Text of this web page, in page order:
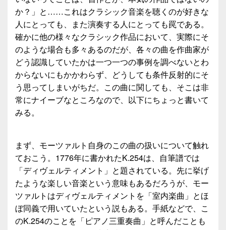
か？」と……これはクラシック音楽を聴くのが好きな
人にとっても、また演奏する人にとっても罠である。
確かに他の様々なクラシック作品において、実際にそ
のような場合も多々あるのだが、各々の曲を作曲家が
どう認識していたかは一つ一つの事例を調べないとわ
からないにもかかわらず、どうしても条件反射的にそ
う思ってしまいがちだ。この曲に関しても、そこは非
常にナイーブなところなので、以下にちょっと書いて
みる。
まず、モーツァルト自身のこの曲の扱いについて触れ
ておこう。1776年に書かれたK.254は、自筆譜では
「ディヴェルティメント」と題されている。先に挙げ
たような楽しい音楽という意味もあるだろうが、モー
ツァルトはディヴェルティメントを「室内楽曲」とほ
ぼ同義で用いていたという説もある。手紙などで、こ
のK.254のことを「ピアノ三重奏曲」と呼んだことも